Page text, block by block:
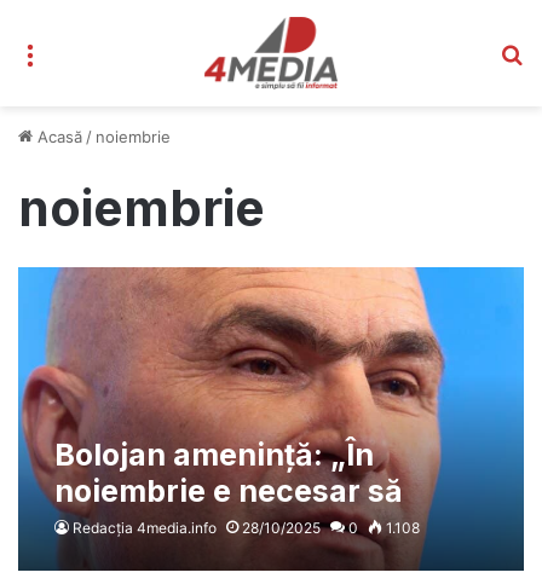
Acasă / noiembrie
noiembrie
Bolojan amenință: „În
noiembrie e necesar să
adoptăm un pachet de
măsuri”
Redacția 4media.info 28/10/2025 0 1.108